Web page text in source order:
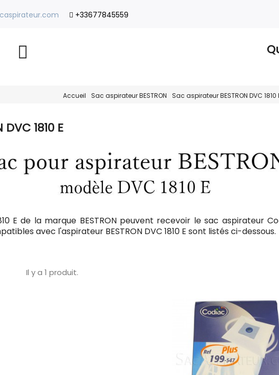
+33677845559
Accueil Sac aspirateur BESTRON Sac aspirateur BESTRON DVC 1810
1810 E
E de la marque BESTRON peuvent recevoir le sac aspirateur
avec l'aspirateur BESTRON DVC 1810 E sont listés ci-dessous.
Il y a 1 produit.